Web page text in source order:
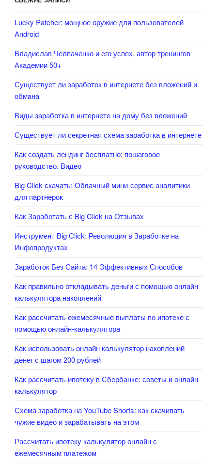
Lucky Patcher: мощное оружие для пользователей
Android
Владислав Челпаченко и его успех, автор тренингов
Академии 50+
Существует ли заработок в интернете без вложений и
обмана
Виды заработка в интернете на дому без вложений
Существует ли секретная схема заработка в интернете
Как создать лендинг бесплатно: пошаговое
руководство. Видео
Big Click скачать: Облачный мини-сервис аналитики
для партнерок
Как Заработать с Big Click на Отзывах
Инструмент Big Click: Революция в Заработке на
Инфопродуктах
Заработок Без Сайта: 14 Эффективных Способов
Как правильно откладывать деньги с помощью онлайн
калькулятора накоплений
Как рассчитать ежемесячные выплаты по ипотеке с
помощью онлайн-калькулятора
Как использовать онлайн калькулятор накоплений
денег с шагом 200 рублей
Как рассчитать ипотеку в Сбербанке: советы и онлайн-
калькулятор
Схема заработка на YouTube Shorts: как скачивать
чужие видео и зарабатывать на этом
Рассчитать ипотеку калькулятор онлайн с
ежемесячным платежом